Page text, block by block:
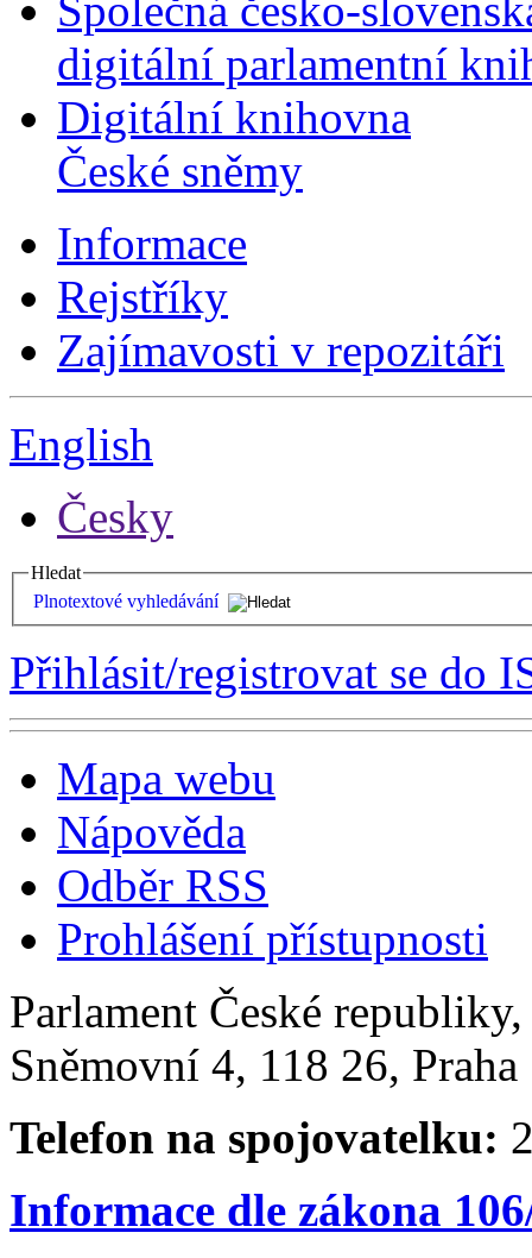
Společná česko-
digitální parlamentní
Digitální knihovna
České sněmy
Informace
Rejstříky
Zajímavosti v repozitáři
English
Česky
Hledat
Plnotextové vyhledávání
Přihlásit/registrovat se do
Mapa webu
Nápověda
Odběr RSS
Prohlášení přístupnosti
Parlament České
Sněmovní 4, 118 26,
Telefon na spojovatelku:
Informace dle zákona